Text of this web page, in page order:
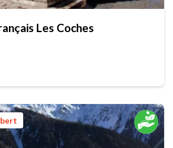
Les Coches